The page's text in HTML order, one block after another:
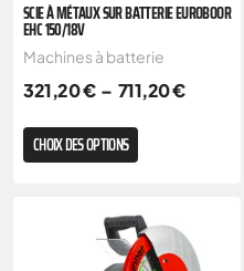
SCIE À MÉTAUX SUR BATTERIE EUROBOOR
EHC 150/18V
Machines à batterie
321,20€ – 711,20€
CHOIX DES OPTIONS